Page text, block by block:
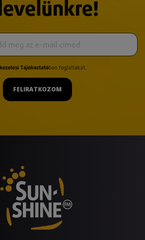
Tájékoztatóban foglaltakat.
FELIRATKOZOM